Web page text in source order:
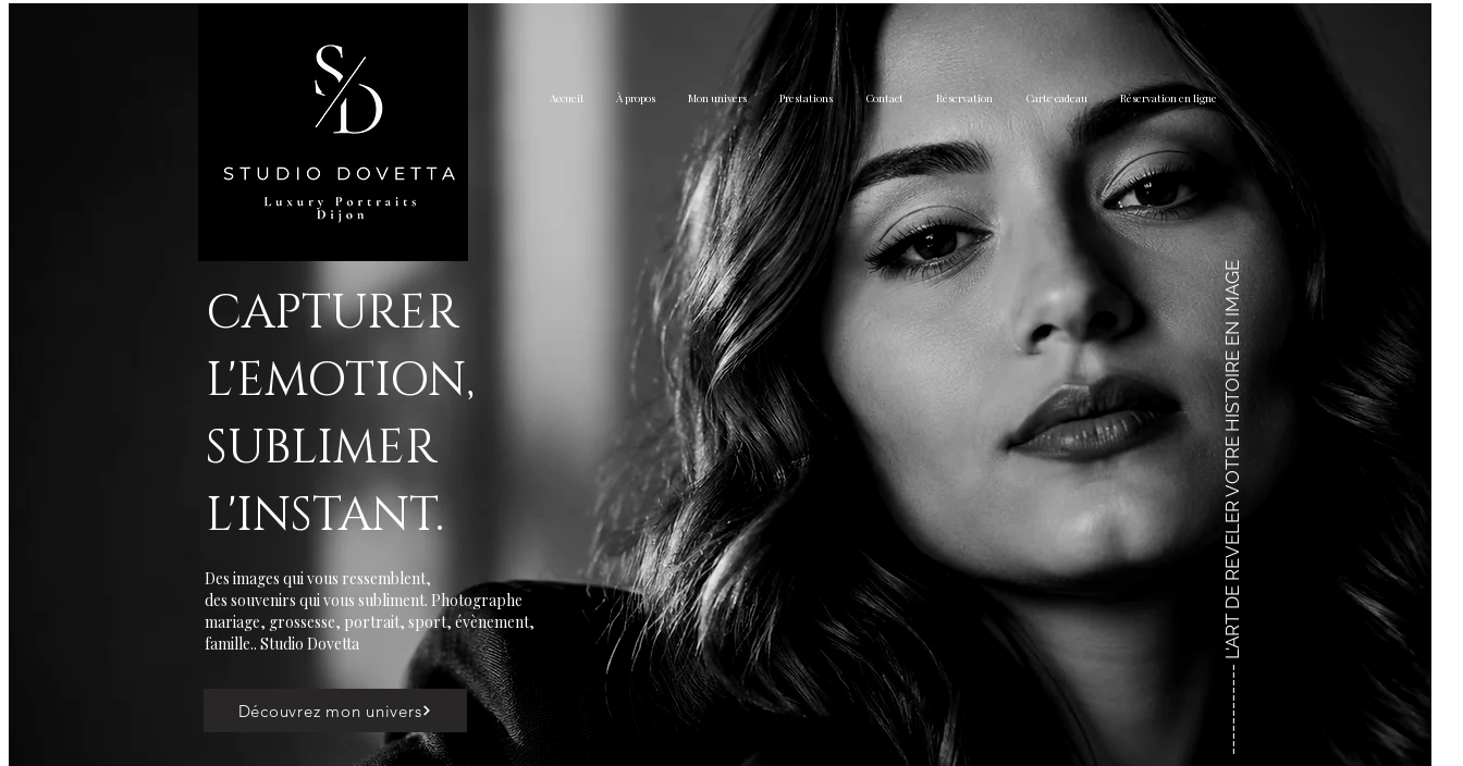
Accueil À propos Mon univers Prestations Contact Réservation Carte cadeau Réservation en ligne
CAPTURER
L'EMOTION,
SUBLIMER
L'INSTANT.
Des images qui vous ressemblent,
des souvenirs qui vous subliment. Photographe
mariage, grossesse, portrait, sport, évènement,
famille.. Studio Dovetta
Découvrez mon univers ------------ L'ART DE REVELER VOTRE HISTOIRE EN IMAGE